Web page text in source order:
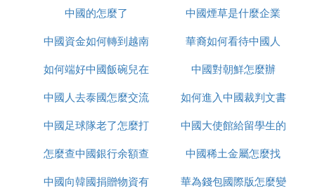
在買票也很簡單，用微信、支付寶等手機軟體，或者
在電腦上都可以購買，主要注冊好相關資料，有身份
證就可以了。
2、值機
對於初次做飛機還是按照手機簡訊提醒，提前兩小時
到達機場，首先要做的事情就是值機，就是取登機
牌，有個小技巧就是可以在自動值機機器上選座位，
其中A是肯定靠窗的，另一個要根據機型決定的，中
鼓
手術
中國的怎麼了
中國煙草是什麼企業
中國資金如何轉到越南
炒股
華裔如何看待中國人
如何端好中國飯碗兒在
線播放
中國對朝鮮怎麼辦
中國人去泰國怎麼交流
如何進入中國裁判文書
網官網
中國足球隊老了怎麼打
亞洲杯
中國大使館給留學生的
健康包有什麼
怎麼查中國銀行余額查
詢
中國稀土金屬怎麼找
中國向韓國捐贈物資有
華為錢包國際版怎麼變